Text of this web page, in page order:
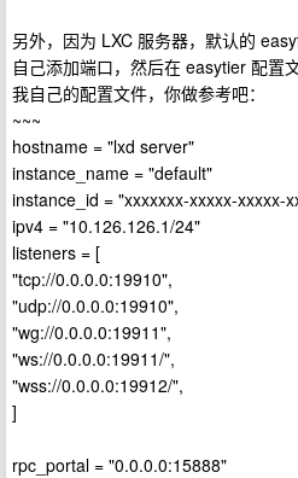
另外，因为 LXC 服务器，默认的
自己添加端口，然后在 easytier 配置
我自己的配置文件，你做参考吧：
~~~
hostname = "lxd server"
instance_name = "default"
instance_id = "xxxxxxx-xxxxx-xxxxx-
ipv4 = "10.126.126.1/24"
listeners = [
"tcp://0.0.0.0:19910",
"udp://0.0.0.0:19910",
"wg://0.0.0.0:19911",
"ws://0.0.0.0:19911/",
"wss://0.0.0.0:19912/",
]
rpc_portal = "0.0.0.0:15888"